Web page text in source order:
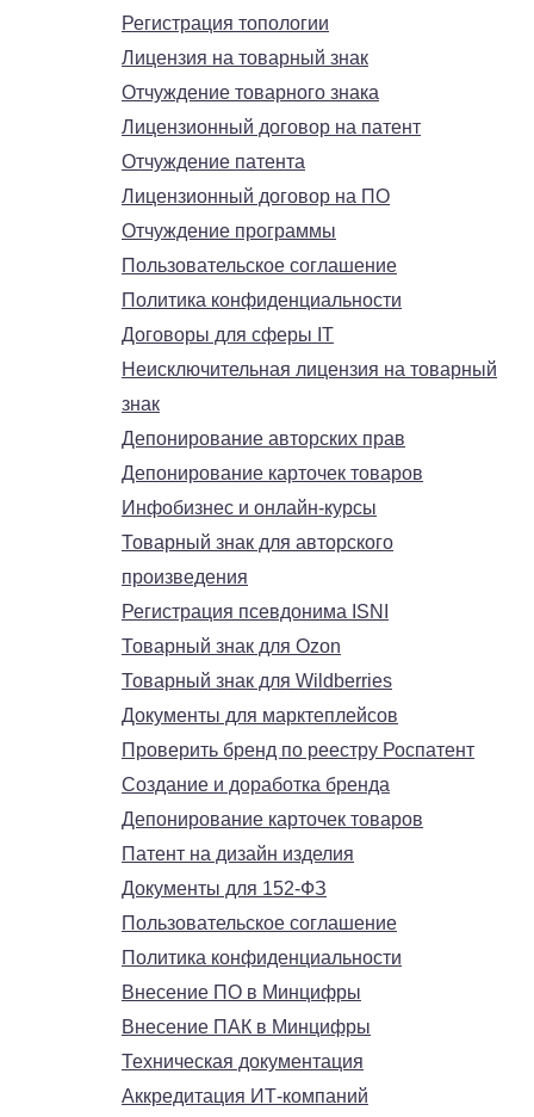
Регистрация топологии
Лицензия на товарный знак
Отчуждение товарного знака
Лицензионный договор на патент
Отчуждение патента
Лицензионный договор на ПО
Отчуждение программы
Пользовательское соглашение
Политика конфиденциальности
Договоры для сферы IT
Неисключительная лицензия на товарный
знак
Депонирование авторских прав
Депонирование карточек товаров
Инфобизнес и онлайн-курсы
Товарный знак для авторского
произведения
Регистрация псевдонима ISNI
Товарный знак для Ozon
Товарный знак для Wildberries
Документы для марктеплейсов
Проверить бренд по реестру Роспатент
Создание и доработка бренда
Депонирование карточек товаров
Патент на дизайн изделия
Документы для 152-ФЗ
Пользовательское соглашение
Политика конфиденциальности
Внесение ПО в Минцифры
Внесение ПАК в Минцифры
Техническая документация
Аккредитация ИТ-компаний